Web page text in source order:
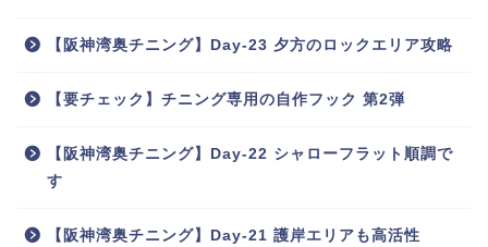
【阪神湾奥チニング】Day-23 夕方のロックエリア攻略
【要チェック】チニング専用の自作フック 第2弾
【阪神湾奥チニング】Day-22 シャローフラット順調で
す
【阪神湾奥チニング】Day-21 護岸エリアも高活性